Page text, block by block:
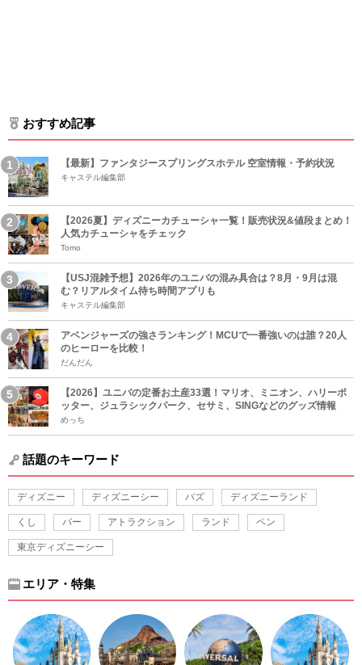
おすすめ記事
【最新】ファンタジースプリングスホテル 空室情報・予約状況
キャステル編集部
【2026夏】ディズニーカチューシャ一覧！販売状況&値段まとめ！
人気カチューシャをチェック
Tomo
【USJ混雑予想】2026年のユニバの混み具合は？8月・9月は混
む？リアルタイム待ち時間アプリも
キャステル編集部
アベンジャーズの強さランキング！MCUで一番強いのは誰？20人
のヒーローを比較！
だんだん
【2026】ユニバの定番お土産33選！マリオ、ミニオン、ハリーポ
ッター、ジュラシックパーク、セサミ、SINGなどのグッズ情報
めっち
話題のキーワード
ディズニー ディズニーシー バズ ディズニーランド
くし バー アトラクション ランド ペン
東京ディズニーシー
エリア・特集